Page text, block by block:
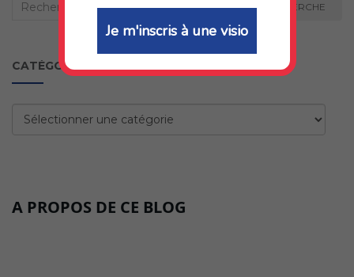
Recherche
RECHERCHE
CATÉGORIES
Catégories
A PROPOS DE CE BLOG
Je m'inscris à une visio